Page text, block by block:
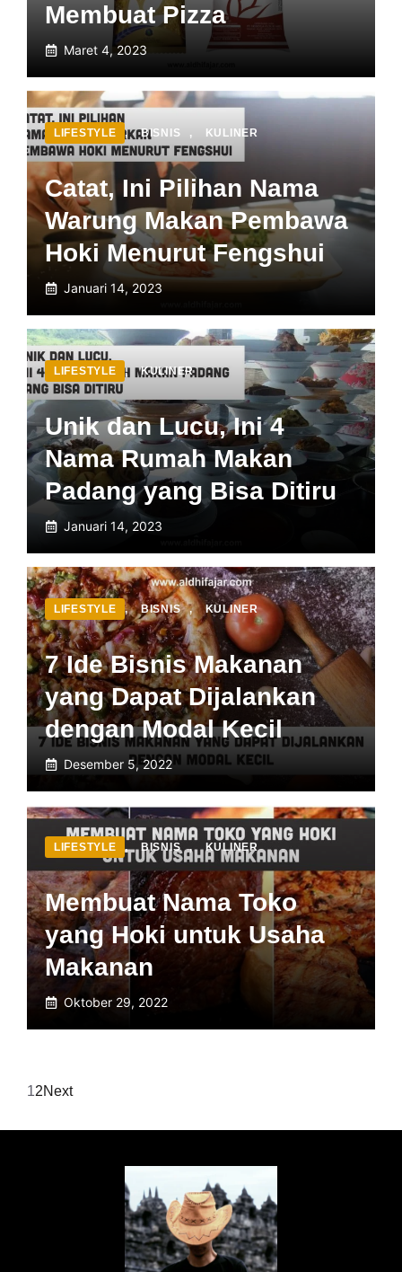
Membuat Pizza
Maret 4, 2023
LIFESTYLE , BISNIS , KULINER
Catat, Ini Pilihan Nama
Warung Makan Pembawa
Hoki Menurut Fengshui
Januari 14, 2023
LIFESTYLE , KULINER
Unik dan Lucu, Ini 4
Nama Rumah Makan
Padang yang Bisa Ditiru
Januari 14, 2023
LIFESTYLE , BISNIS , KULINER
7 Ide Bisnis Makanan
yang Dapat Dijalankan
dengan Modal Kecil
Desember 5, 2022
LIFESTYLE , BISNIS , KULINER
Membuat Nama Toko
yang Hoki untuk Usaha
Makanan
Oktober 29, 2022
12Next